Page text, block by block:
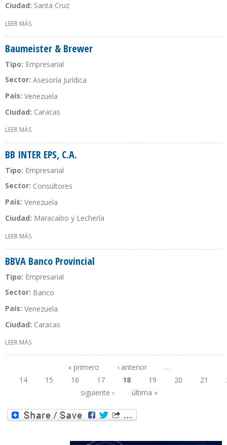
Ciudad: Santa Cruz
LEER MÁS
Baumeister & Brewer
Tipo: Empresarial
Sector: Asesoría Jurídica
País: Venezuela
Ciudad: Caracas
LEER MÁS
BB INTER EPS, C.A.
Tipo: Empresarial
Sector: Consultores
País: Venezuela
Ciudad: Maracaibo y Lechería
LEER MÁS
BBVA Banco Provincial
Tipo: Empresarial
Sector: Banco
País: Venezuela
Ciudad: Caracas
LEER MÁS
Páginas
« primero ‹ anterior
…
14
15 16 17 18 19 20 21
siguiente ›
última »